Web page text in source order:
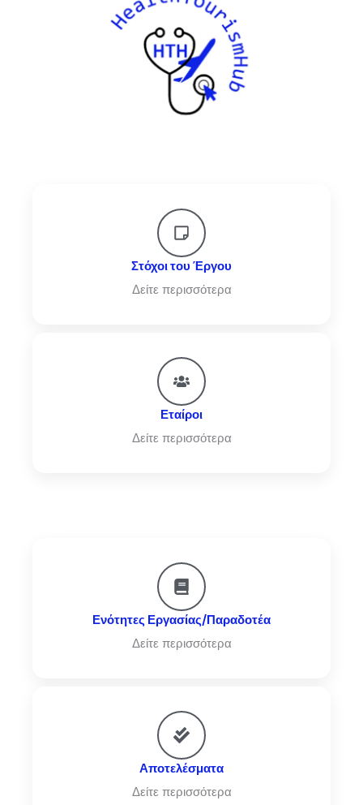
Στόχοι του Έργου
Δείτε περισσότερα
Εταίροι
Δείτε περισσότερα
Ενότητες Εργασίας/Παραδοτέα
Δείτε περισσότερα
Αποτελέσματα
Δείτε περισσότερα